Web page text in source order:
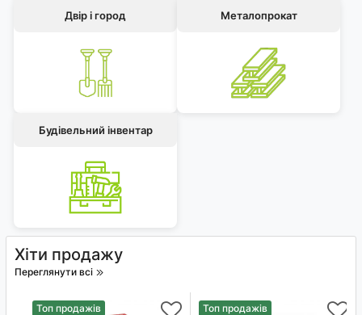
Двір і город Металопрокат
Будівельний інвентар
Хіти продажу
Переглянути всі
Топ продажів Топ продажів